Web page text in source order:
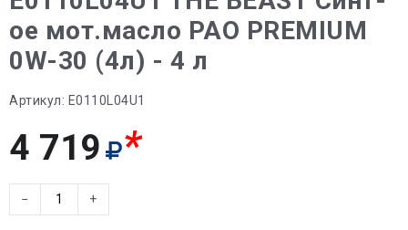
ое мот.масло PAO PREMIUM
0W-30 (4л) - 4 л
Артикул: E0110L04U1
4 719 *
− +